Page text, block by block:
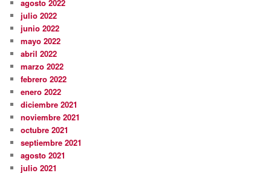
agosto 2022
julio 2022
junio 2022
mayo 2022
abril 2022
marzo 2022
febrero 2022
enero 2022
diciembre 2021
noviembre 2021
octubre 2021
septiembre 2021
agosto 2021
julio 2021